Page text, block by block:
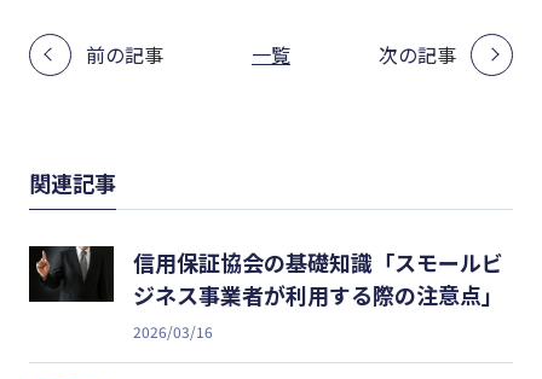
前の記事 一覧 次の記事
関連記事
信用保証協会の基礎知識「スモールビ
ジネス事業者が利用する際の注意点」
2026/03/16